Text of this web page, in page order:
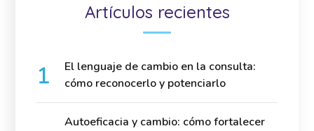
Artículos recientes
El lenguaje de cambio en la consulta:
cómo reconocerlo y potenciarlo
Autoeficacia y cambio: cómo fortalecer